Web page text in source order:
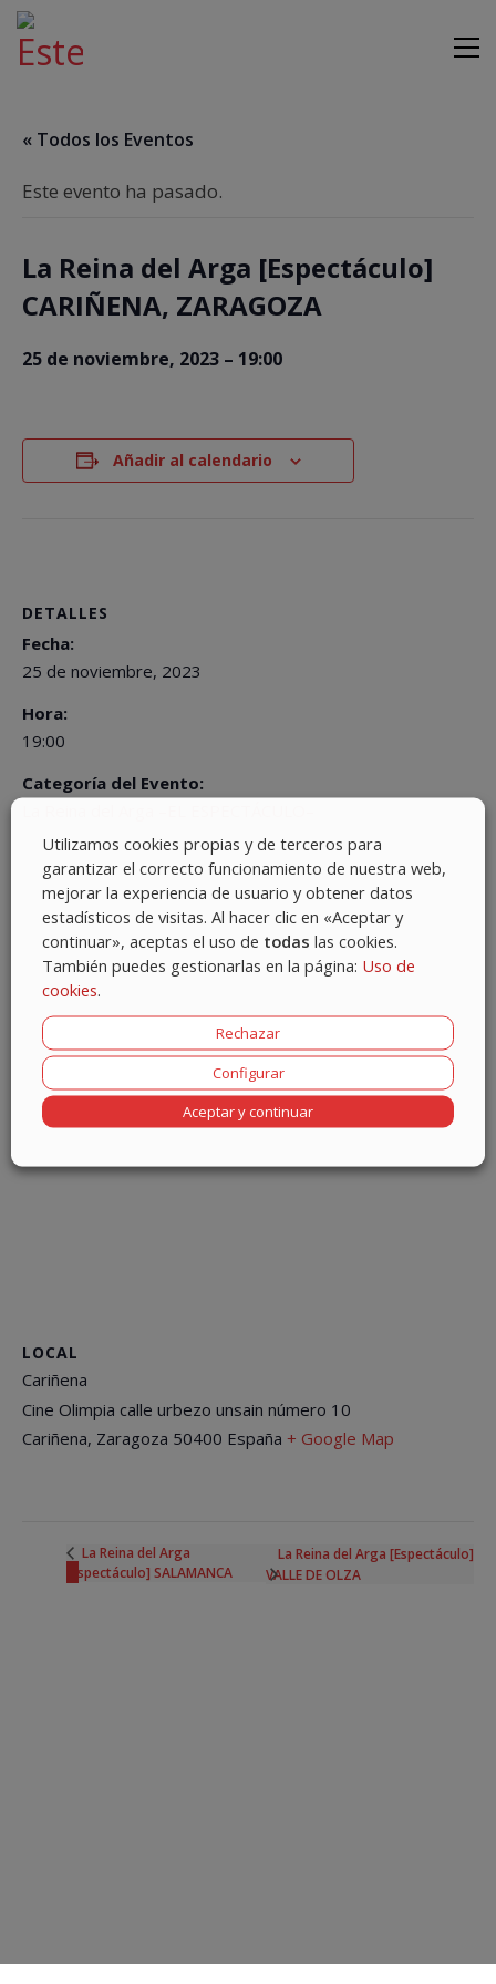
« Todos los Eventos
Este evento ha pasado.
La Reina del Arga [Espectáculo]
CARIÑENA, ZARAGOZA
25 de noviembre, 2023 – 19:00
Añadir al calendario
DETALLES
Fecha:
25 de noviembre, 2023
Hora:
19:00
Categoría del Evento:
LOCAL
Cariñena
Cine Olimpia calle urbezo unsain número 10
Cariñena, Zaragoza 50400 España + Google Map
La Reina del Arga
[Espectáculo] SALAMANCA
La Reina del Arga [Espectáculo]
VALLE DE OLZA
Utilizamos cookies propias y de terceros para
garantizar el correcto funcionamiento de nuestra web,
mejorar la experiencia de usuario y obtener datos
estadísticos de visitas. Al hacer clic en «Aceptar y
continuar», aceptas el uso de todas las cookies.
También puedes gestionarlas en la página: Uso de
cookies.
Rechazar
Configurar
Aceptar y continuar